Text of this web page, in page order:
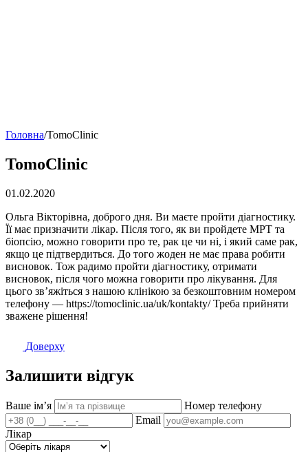
Головна/TomoClinic
TomoClinic
01.02.2020
Ольга Вікторівна, доброго дня. Ви маєте пройти діагностику.
Її має призначити лікар. Після того, як ви пройдете МРТ та
біопсію, можно говорити про те, рак це чи ні, і який саме рак,
якщо це підтвердиться. До того жоден не має права робити
висновок. Тож радимо пройти діагностику, отримати
висновок, після чого можна говорити про лікування. Для
цього зв’яжіться з нашою клінікою за безкоштовним номером
телефону — https://tomoclinic.ua/uk/kontakty/ Треба прийняти
зважене рішення!
Доверху
Залишити відгук
Ваше імʼя
Номер телефону
Email
Лікар